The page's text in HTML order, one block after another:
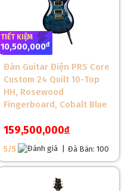
TIẾT KIỆM
10,500,000đ
Đàn Guitar Điện PRS Core
Custom 24 Quilt 10-Top
HH, Rosewood
Fingerboard, Cobalt Blue
159,500,000đ
5/5 Đã Bán: 100